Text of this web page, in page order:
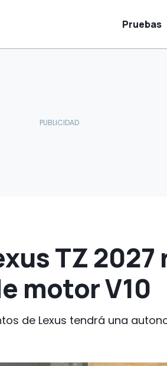
Pruebas
TZ
motor V10
de Lexus tendrá una